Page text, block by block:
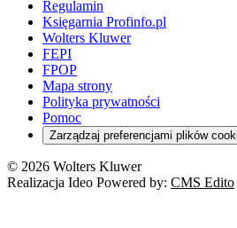
Regulamin
Księgarnia Profinfo.pl
Wolters Kluwer
FEPI
FPOP
Mapa strony
Polityka prywatności
Pomoc
Zarządzaj preferencjami plików
© 2026 Wolters Kluwer
Realizacja Ideo Powered by: CMS Edito